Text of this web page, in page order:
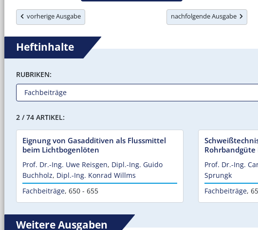
vorherige Ausgabe nachfolgende Ausgabe
Heftinhalte
RUBRIKEN:
2 / 74 ARTIKEL:
Eignung von Gasadditiven als Flussmittel
beim Lichtbogenlöten
Prof. Dr.-Ing. Uwe Reisgen, Dipl.-Ing. Guido
Buchholz, Dipl.-Ing. Konrad Willms
Fachbeiträge, 650 - 655
Rohrbandgüte
Prof. Dr.-Ing.
Sprungk
Fachbeiträge,
Weitere Ausgaben